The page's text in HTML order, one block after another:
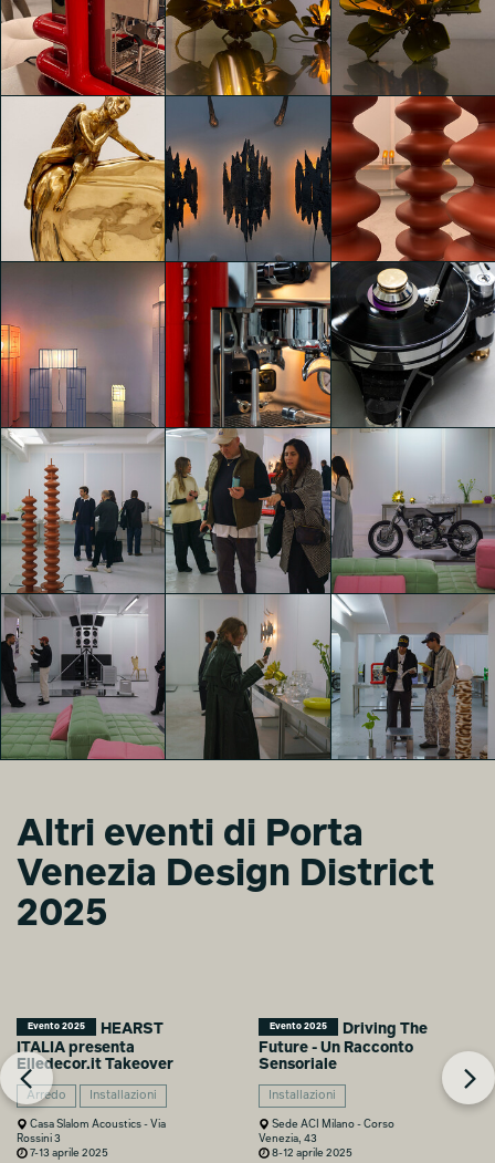
ELEVATING
OBJECTS
Francesca
Imbornone
ELEVATING
OBJECTS
Francesca
Imbornone
ELEVATING
OBJECTS
Francesca
Imbornone
DEORON
ELEVATING
OBJECTS
Francesca
Imbornone
DEORON
ELEVATING
OBJECTS
Francesca
Imbornone
DEORON
ELEVATING
OBJECTS
Francesca
Imbornone
DEORON
ELEVATING
OBJECTS
Francesca
Imbornone
DEORON
ELEVATING
OBJECTS
Francesca
Imbornone
DEORON
ELEVATING
OBJECTS
Francesca
Imbornone
DEORON
ELEVATING
OBJECTS
Francesca
Imbornone
DEORON
ELEVATING
OBJECTS
Edoardo Bignami
DEORON
ELEVATING
OBJECTS
Edoardo Bignami
DEORON
ELEVATING
OBJECTS
Riccardo Bertani
DEORON
ELEVATING
OBJECTS
Riccardo Bertani
DEORON
ELEVATING
OBJECTS
Riccardo Bertani
DEORON
ELEVATING
OBJECTS
Riccardo Bertani
DEORON
ELEVATING
OBJECTS
DEORON
ELEVATING
OBJECTS
Altri eventi di Porta
Venezia Design District
2025
Evento 2025
HEARST
ITALIA presenta
Elledecor.it Takeover
Arredo Installazioni
Casa Slalom Acoustics - Via
Rossini 3
7-13 aprile 2025
Evento 2025
Driving The
Future - Un Racconto
Sensoriale
Installazioni
Sede ACI Milano - Corso
Venezia, 43
8-12 aprile 2025